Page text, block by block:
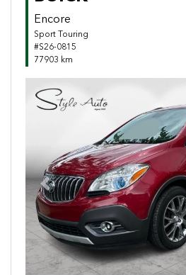
Encore
Sport Touring
#S26-0815
77903 km
Previous